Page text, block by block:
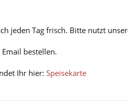
jeden Tag frisch. Bitte nutzt
bestellen.
Ihr hier: Speisekarte